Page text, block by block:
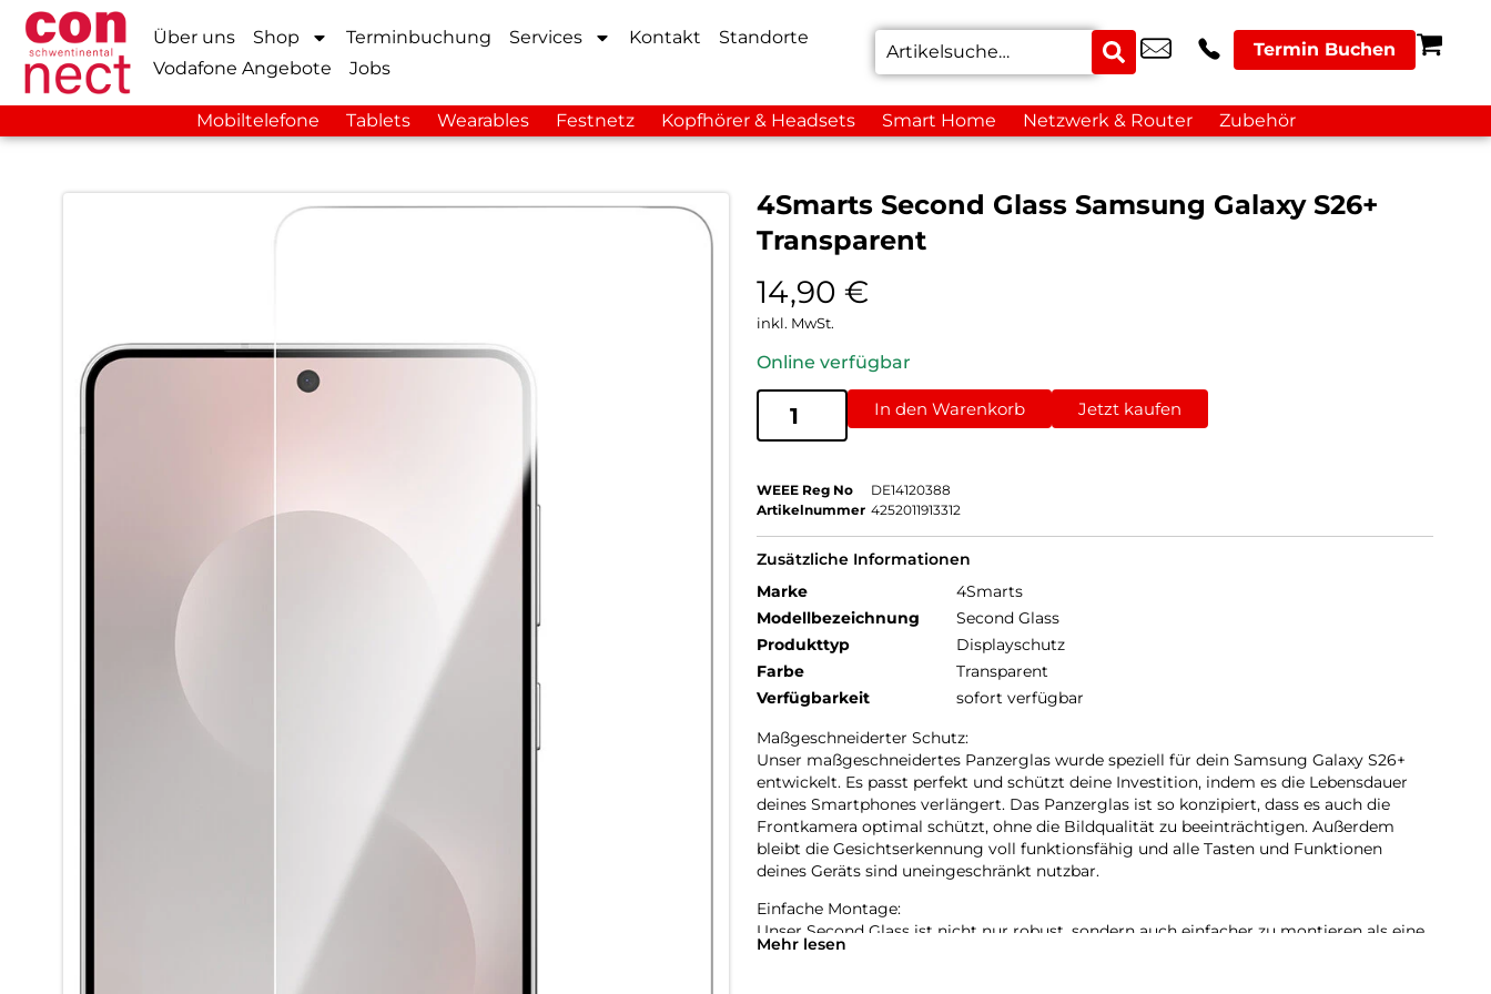
Über uns Shop Terminbuchung Services Kontakt
Standorte
Vodafone Angebote
Jobs
Termin Buchen
Mobiltelefone Tablets Wearables Festnetz Kopfhörer & Headsets Smart Home Netzwerk & Router Zubehör
4Smarts Second Glass Samsung Galaxy S26+
Transparent
14,90 €
inkl. MwSt.
Online verfügbar
In den Warenkorb Jetzt kaufen
WEEE Reg No
DE14120388
Artikelnummer 4252011913312
Zusätzliche Informationen
Marke
4Smarts
Modellbezeichnung
Second Glass
Produkttyp
Displayschutz
Farbe
Transparent
Verfügbarkeit
sofort verfügbar
Maßgeschneiderter Schutz:
Unser maßgeschneidertes Panzerglas wurde speziell für dein Samsung Galaxy S26+
entwickelt. Es passt perfekt und schützt deine Investition, indem es die Lebensdauer
deines Smartphones verlängert. Das Panzerglas ist so konzipiert, dass es auch die
Frontkamera optimal schützt, ohne die Bildqualität zu beeinträchtigen. Außerdem
bleibt die Gesichtserkennung voll funktionsfähig und alle Tasten und Funktionen
deines Geräts sind uneingeschränkt nutzbar.
Einfache Montage:
Unser Second Glass ist nicht nur robust, sondern auch einfacher zu montieren als eine
Panzerfolie. Mit dem mitgelieferten Reinigungsset lässt sich das Schutzglas staubfrei
Mehr lesen